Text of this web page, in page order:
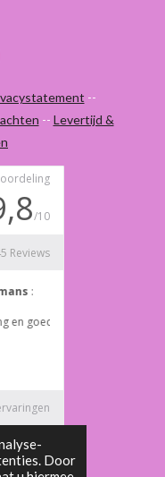
Door
--
-- Levertijd &